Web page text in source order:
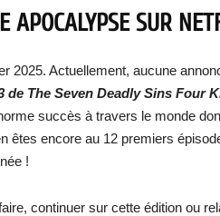
APOCALYPSE SUR
2025. Actuellement, aucune
de The Seven Deadly Sins Four
succès à travers le monde
êtes encore au 12 premiers
!
continuer sur cette édition ou